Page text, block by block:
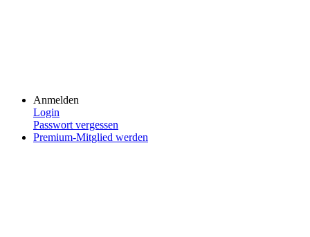
Anmelden
Login
Passwort vergessen
Premium-Mitglied werden